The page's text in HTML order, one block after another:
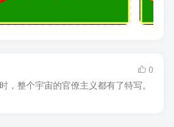
0
，整个宇宙的官僚主义都有了特写。